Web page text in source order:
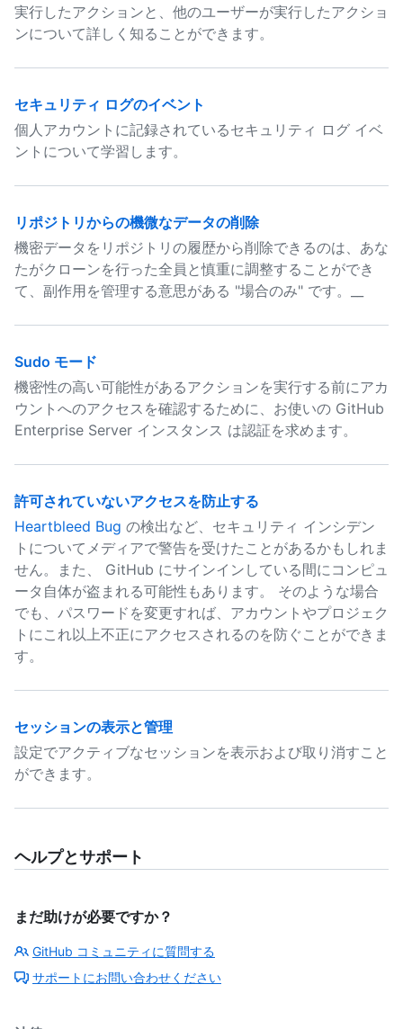
実行したアクションと、他のユーザーが実行したアクショ
ンについて詳しく知ることができます。
セキュリティ ログのイベント
個人アカウントに記録されているセキュリティ ログ イベ
ントについて学習します。
リポジトリからの機微なデータの削除
機密データをリポジトリの履歴から削除できるのは、あな
たがクローンを行った全員と慎重に調整することができ
て、副作用を管理する意思がある "場合のみ" です。__
Sudo モード
機密性の高い可能性があるアクションを実行する前にアカ
ウントへのアクセスを確認するために、お使いの GitHub
Enterprise Server インスタンス は認証を求めます。
許可されていないアクセスを防止する
Heartbleed Bug の検出など、セキュリティ インシデン
トについてメディアで警告を受けたことがあるかもしれま
せん。また、 GitHub にサインインしている間にコンピュ
ータ自体が盗まれる可能性もあります。 そのような場合
でも、パスワードを変更すれば、アカウントやプロジェク
トにこれ以上不正にアクセスされるのを防ぐことができま
す。
セッションの表示と管理
設定でアクティブなセッションを表示および取り消すこと
ができます。
ヘルプとサポート
まだ助けが必要ですか？
GitHub コミュニティに質問する
サポートにお問い合わせください